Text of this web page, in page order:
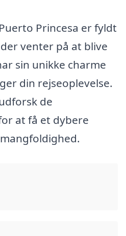
Princesa er fyldt
venter på at blive
sin unikke charme
din rejseoplevelse.
de
at få et dybere